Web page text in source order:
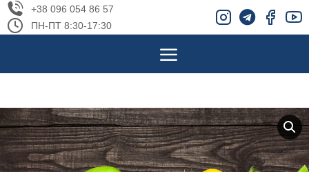
+38 096 054 86 57
ПН-ПТ 8:30-17:30